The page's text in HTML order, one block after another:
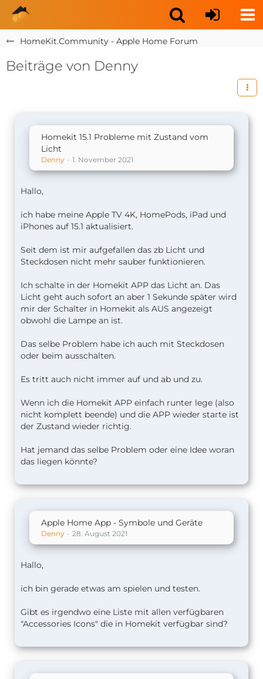
HomeKit.Community - Apple Home Forum
Beiträge von Denny
Homekit 15.1 Probleme mit Zustand vom
Licht
Denny 1. November 2021
Hallo,
ich habe meine Apple TV 4K, HomePods, iPad und
iPhones auf 15.1 aktualisiert.
Seit dem ist mir aufgefallen das zb Licht und
Steckdosen nicht mehr sauber funktionieren.
Ich schalte in der Homekit APP das Licht an. Das
Licht geht auch sofort an aber 1 Sekunde später wird
mir der Schalter in Homekit als AUS angezeigt
obwohl die Lampe an ist.
Das selbe Problem habe ich auch mit Steckdosen
oder beim ausschalten.
Es tritt auch nicht immer auf und ab und zu.
Wenn ich die Homekit APP einfach runter lege (also
nicht komplett beende) und die APP wieder starte ist
der Zustand wieder richtig.
Hat jemand das selbe Problem oder eine Idee woran
das liegen könnte?
Apple Home App - Symbole und Geräte
Denny 28. August 2021
Hallo,
ich bin gerade etwas am spielen und testen.
Gibt es irgendwo eine Liste mit allen verfügbaren
"Accessories Icons" die in Homekit verfügbar sind?